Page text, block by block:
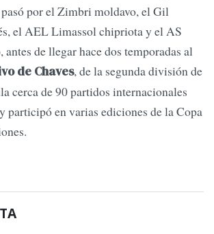
por el Zimbri moldavo, el Gil
el AEL Limassol chipriota y el AS
antes de llegar hace dos temporadas al
de Chaves, de la segunda división de
cerca de 90 partidos internacionales
participó en varias ediciones de la Copa